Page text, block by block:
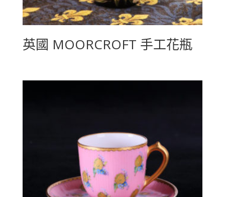
英國 MOORCROFT 手工花瓶